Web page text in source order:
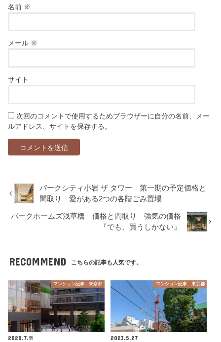
名前 ※
メール ※
サイト
次回のコメントで使用するためブラウザーに自分の名前、メー
ルアドレス、サイトを保存する。
パークシティ小岩 ザ タワー 第一期の予定価格と
間取り 愛がある2つの各階ごみ置場
パークホームズ浅草橋 価格と間取り 強気の価格
『でも、買うしかない』
RECOMMEND こちらの記事も人気です。
マンション記事 東京都
2020.7.11
マンション記事 東京都
2023.5.27